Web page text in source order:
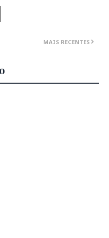
MAIS RECENTES